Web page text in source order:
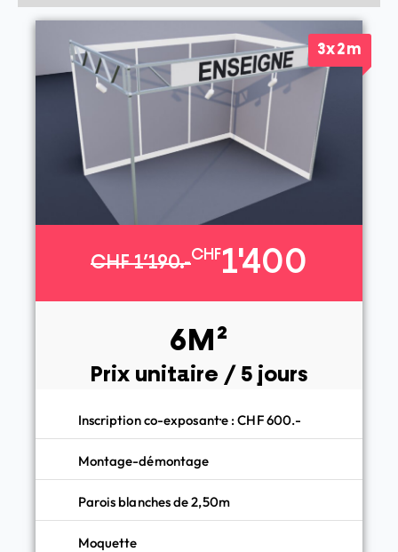
CHF 1’190.-CHF1'400
6M²
Prix unitaire / 5 jours
Inscription co-exposant·e : CHF 600.-
Montage-démontage
Parois blanches de 2,50m
Moquette
3x2m